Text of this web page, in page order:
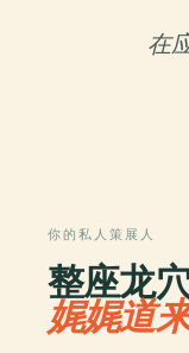
在
你的私人策展人
整座龙
娓娓道来